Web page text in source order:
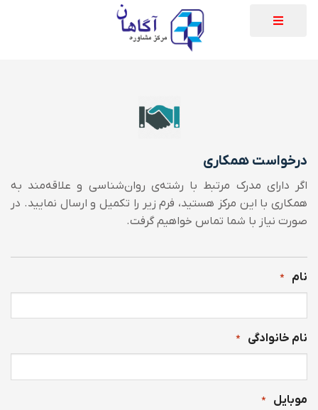
درخواست همکاری
اگر دارای مدرک مرتبط با رشته‌ی روان‌شناسی و علاقه‌مند به
همکاری با این مرکز هستید، فرم زیر را تکمیل و ارسال نمایید. در
صورت نیاز با شما تماس خواهیم گرفت.
نام *
نام خانوادگی *
موبایل *